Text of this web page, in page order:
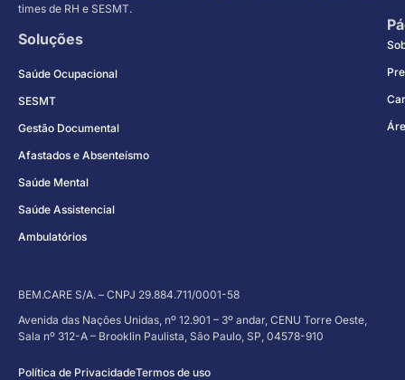
times de RH e SESMT.
Soluções
Saúde Ocupacional
SESMT
Gestão Documental
Afastados e Absenteísmo
Saúde Mental
Saúde Assistencial
Ambulatórios
BEM.CARE S/A. – CNPJ 29.884.711/0001-58
Avenida das Nações Unidas, nº 12.901 – 3º andar, CENU Torre Oeste,
Sala nº 312-A – Brooklin Paulista, São Paulo, SP, 04578-910
Política de PrivacidadeTermos de uso